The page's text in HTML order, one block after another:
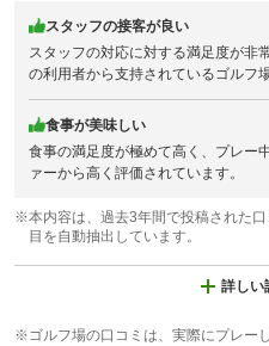
スタッフの接客が良い
スタッフの対応に対する満足度が非
の利用者から支持されているゴルフ場
食事が美味しい
食事の満足度が極めて高く、プレー
ァーから高く評価されています。
※本内容は、過去3年間で投稿された
目を自動抽出しています。
詳しい
※ゴルフ場の口コミは、実際にプレー